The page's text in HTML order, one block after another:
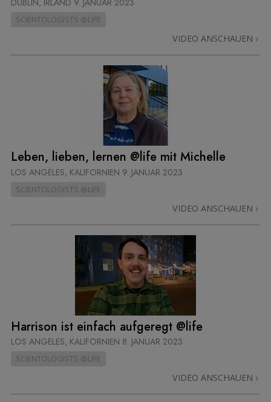
DUBLIN, IRLAND 9. JANUAR 2023
SCIENTOLOGISTS @LIFE
VIDEO ANSCHAUEN
Leben, lieben, lernen @life mit Michelle
LOS ANGELES, KALIFORNIEN 9. JANUAR 2023
SCIENTOLOGISTS @LIFE
VIDEO ANSCHAUEN
Harrison ist einfach aufgeregt @life
LOS ANGELES, KALIFORNIEN 8. JANUAR 2023
SCIENTOLOGISTS @LIFE
VIDEO ANSCHAUEN